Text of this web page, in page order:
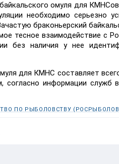
омуля для
необходимо серьезно
браконьерский
тесное взаимодействие с
без наличия у нее
для КМНС составляет
согласно информации служб
ПО РЫБОЛОВСТВУ